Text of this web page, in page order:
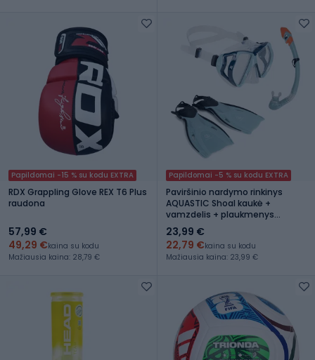
Papildomai -15 % su kodu EXTRA
RDX Grappling Glove REX T6 Plus
raudona
57,99 €
49,29 €kaina su kodu
Mažiausia kaina: 28,79 €
Papildomai -5 % su kodu EXTRA
Paviršinio nardymo rinkinys
AQUASTIC Shoal kaukė +
vamzdelis + plaukmenys
mėlynas
23,99 €
22,79 €kaina su kodu
Mažiausia kaina: 23,99 €